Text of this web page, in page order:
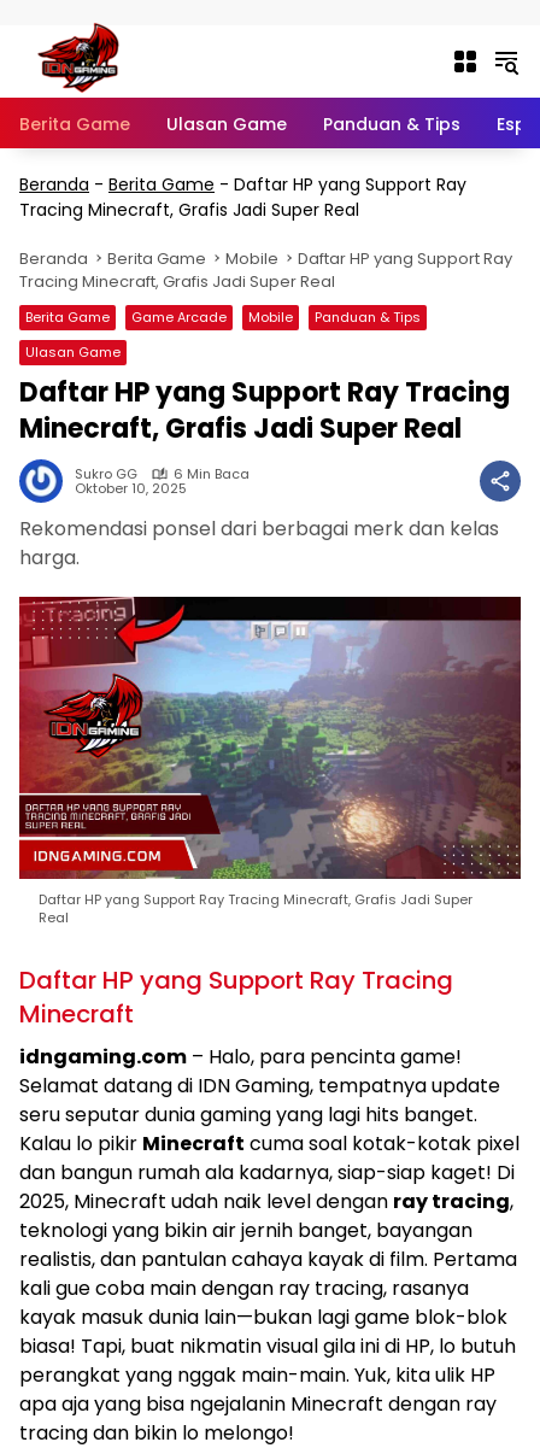
Berita Game Ulasan Game Panduan & Tips
Beranda - Berita Game - Daftar HP yang Support Ray
Tracing Minecraft, Grafis Jadi Super Real
Beranda Berita Game Mobile
Daftar HP yang Support Ray
Tracing Minecraft, Grafis Jadi Super Real
Berita Game Game Arcade Mobile
Panduan & Tips
Ulasan Game
Daftar HP yang Support Ray Tracing
Minecraft, Grafis Jadi Super Real
Sukro GG 6 Min Baca
Oktober 10, 2025
Rekomendasi ponsel dari berbagai merk dan kelas
harga.
Daftar HP yang Support Ray Tracing Minecraft, Grafis Jadi Super
Real
Daftar HP yang Support Ray Tracing
Minecraft
idngaming.com – Halo, para pencinta game!
Selamat datang di IDN Gaming, tempatnya update
seru seputar dunia gaming yang lagi hits banget.
Kalau lo pikir Minecraft cuma soal kotak-kotak pixel
dan bangun rumah ala kadarnya, siap-siap kaget! Di
2025, Minecraft udah naik level dengan ray tracing,
teknologi yang bikin air jernih banget, bayangan
realistis, dan pantulan cahaya kayak di film. Pertama
kali gue coba main dengan ray tracing, rasanya
kayak masuk dunia lain—bukan lagi game blok-blok
biasa! Tapi, buat nikmatin visual gila ini di HP, lo butuh
perangkat yang nggak main-main. Yuk, kita ulik HP
apa aja yang bisa ngejalanin Minecraft dengan ray
tracing dan bikin lo melongo!